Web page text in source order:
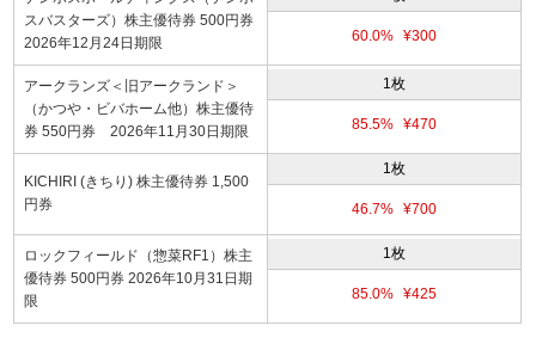
スバスターズ）株主優待券 500円券
2026年12月24日期限
60.0% ¥300
アークランズ＜旧アークランド＞
（かつや・ビバホーム他）株主優待
券 550円券 2026年11月30日期限
1枚
85.5% ¥470
KICHIRI (きちり) 株主優待券 1,500
円券
1枚
46.7% ¥700
ロックフィールド（惣菜RF1）株主
優待券 500円券 2026年10月31日期
限
1枚
85.0% ¥425